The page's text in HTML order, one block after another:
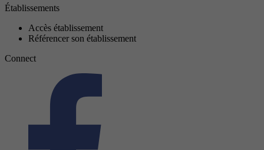
Établissements
Accès établissement
Référencer son établissement
Connect